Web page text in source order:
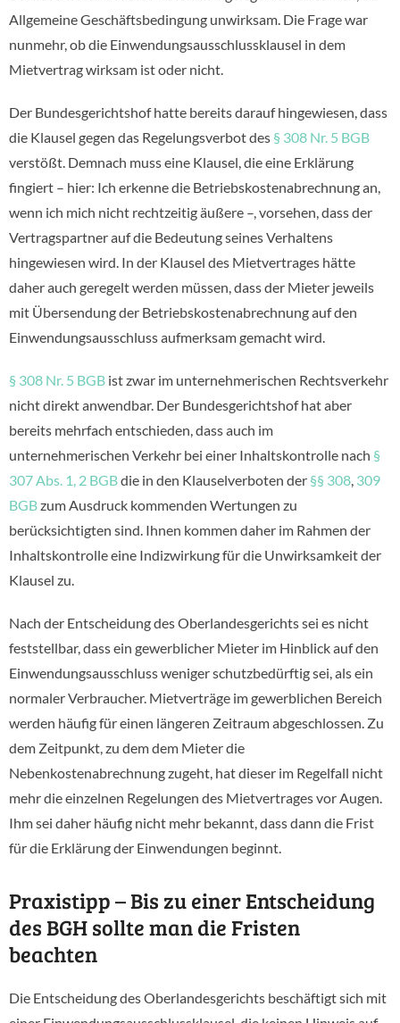
Allgemeine Geschäftsbedingung unwirksam. Die Frage war
nunmehr, ob die Einwendungsausschlussklausel in dem
Mietvertrag wirksam ist oder nicht.
Der Bundesgerichtshof hatte bereits darauf hingewiesen, dass
die Klausel gegen das Regelungsverbot des § 308 Nr. 5 BGB
verstößt. Demnach muss eine Klausel, die eine Erklärung
fingiert – hier: Ich erkenne die Betriebskostenabrechnung an,
wenn ich mich nicht rechtzeitig äußere –, vorsehen, dass der
Vertragspartner auf die Bedeutung seines Verhaltens
hingewiesen wird. In der Klausel des Mietvertrages hätte
daher auch geregelt werden müssen, dass der Mieter jeweils
mit Übersendung der Betriebskostenabrechnung auf den
Einwendungsausschluss aufmerksam gemacht wird.
§ 308 Nr. 5 BGB ist zwar im unternehmerischen Rechtsverkehr
nicht direkt anwendbar. Der Bundesgerichtshof hat aber
bereits mehrfach entschieden, dass auch im
unternehmerischen Verkehr bei einer Inhaltskontrolle nach §
307 Abs. 1, 2 BGBdie in den Klauselverboten der §§ 308, 309
BGBzum Ausdruck kommenden Wertungen zu
berücksichtigten sind. Ihnen kommen daher im Rahmen der
Inhaltskontrolle eine Indizwirkung für die Unwirksamkeit der
Klausel zu.
Nach der Entscheidung des Oberlandesgerichts sei es nicht
feststellbar, dass ein gewerblicher Mieter im Hinblick auf den
Einwendungsausschluss weniger schutzbedürftig sei, als ein
normaler Verbraucher. Mietverträge im gewerblichen Bereich
werden häufig für einen längeren Zeitraum abgeschlossen. Zu
dem Zeitpunkt, zu dem dem Mieter die
Nebenkostenabrechnung zugeht, hat dieser im Regelfall nicht
mehr die einzelnen Regelungen des Mietvertrages vor Augen.
Ihm sei daher häufig nicht mehr bekannt, dass dann die Frist
für die Erklärung der Einwendungen beginnt.
Praxistipp – Bis zu einer Entscheidung
des BGH sollte man die Fristen
beachten
Die Entscheidung des Oberlandesgerichts beschäftigt sich mit